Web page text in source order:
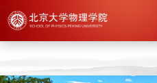
快速导航